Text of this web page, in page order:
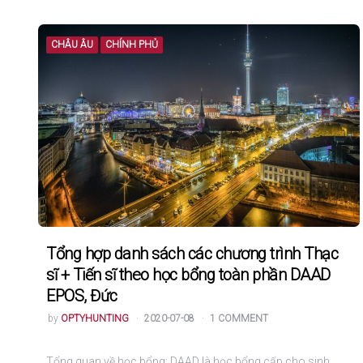
CHÂU ÂU CHÍNH PHỦ
Tổng hợp danh sách các chương trình Thạc
sĩ + Tiến sĩ theo học bổng toàn phần DAAD
EPOS, Đức
POSTED
by OPTYHUNTING 2020-07-08 1 COMMENT